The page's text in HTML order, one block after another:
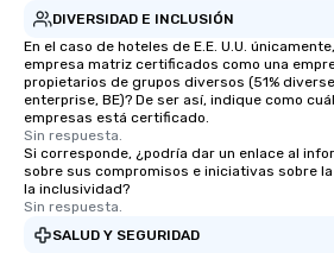
DIVERSIDAD E INCLUSIÓN
En el caso de hoteles de E.E. U.U.
empresa matriz certificados como una
propietarios de grupos diversos (51%
enterprise, BE)? De ser así, indique como
empresas está certificado.
Sin respuesta.
Si corresponde, ¿podría dar un enlace al
sobre sus compromisos e iniciativas sobre
la inclusividad?
Sin respuesta.
SALUD Y SEGURIDAD